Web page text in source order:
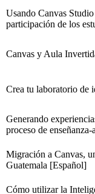
Usando Canvas
participación de los
Canvas y Aula
Crea tu laboratorio de
Generando
proceso de
Migración a Canvas,
Guatemala [Español]
Cómo utilizar la